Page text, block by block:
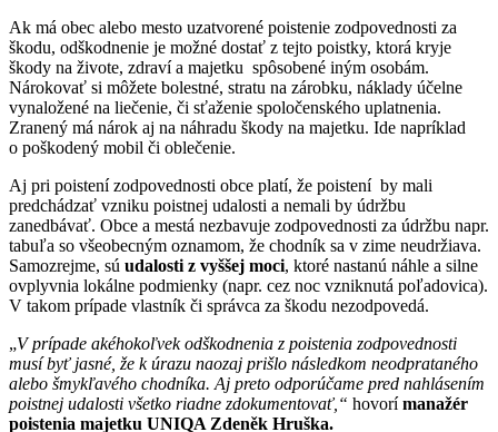
Ak má obec alebo mesto uzatvorené poistenie zodpovednosti za
škodu, odškodnenie je možné dostať z tejto poistky, ktorá kryje
škody na živote, zdraví a majetku spôsobené iným osobám.
Nárokovať si môžete bolestné, stratu na zárobku, náklady účelne
vynaložené na liečenie, či sťaženie spoločenského uplatnenia.
Zranený má nárok aj na náhradu škody na majetku. Ide napríklad
o poškodený mobil či oblečenie.
Aj pri poistení zodpovednosti obce platí, že poistení by mali
predchádzať vzniku poistnej udalosti a nemali by údržbu
zanedbávať. Obce a mestá nezbavuje zodpovednosti za údržbu napr.
tabuľa so všeobecným oznamom, že chodník sa v zime neudržiava.
Samozrejme, sú udalosti z vyššej moci, ktoré nastanú náhle a silne
ovplyvnia lokálne podmienky (napr. cez noc vzniknutá poľadovica).
V takom prípade vlastník či správca za škodu nezodpovedá.
„V prípade akéhokoľvek odškodnenia z poistenia zodpovednosti
musí byť jasné, že k úrazu naozaj prišlo následkom neodprataného
alebo šmykľavého chodníka. Aj preto odporúčame pred nahlásením
poistnej udalosti všetko riadne zdokumentovať,“ hovorímanažér
poistenia majetku UNIQA Zdeněk Hruška.